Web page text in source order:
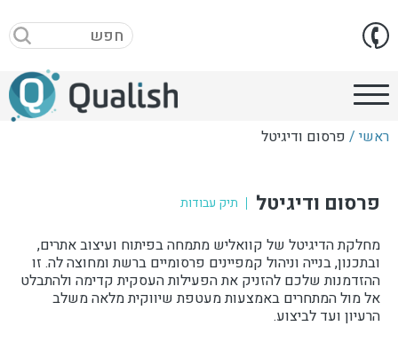
ראשי / פרסום ודיגיטל
פרסום ודיגיטל תיק עבודות
מחלקת הדיגיטל של קוואליש מתמחה בפיתוח ועיצוב אתרים,
ובתכנון, בנייה וניהול קמפיינים פרסומיים ברשת ומחוצה לה. זו
ההזדמנות שלכם להזניק את הפעילות העסקית קדימה ולהתבלט
אל מול המתחרים באמצעות מעטפת שיווקית מלאה משלב
הרעיון ועד לביצוע.